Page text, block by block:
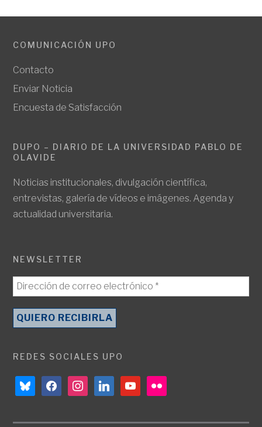
COMUNICACIÓN UPO
Contacto
Enviar Noticia
Encuesta de Satisfacción
DUPO – DIARIO DE LA UNIVERSIDAD PABLO DE
OLAVIDE
Noticias institucionales, divulgación científica,
entrevistas, galería de vídeos e imágenes. Agenda y
actualidad universitaria.
NEWSLETTER
REDES SOCIALES UPO
blueskyfacebookinstagramlinkedinyoutubeflickr